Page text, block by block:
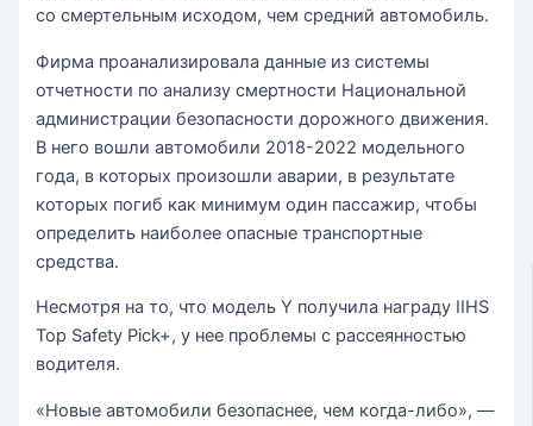
со смертельным исходом, чем средний автомобиль.
Фирма проанализировала данные из системы
отчетности по анализу смертности Национальной
администрации безопасности дорожного движения.
В него вошли автомобили 2018-2022 модельного
года, в которых произошли аварии, в результате
которых погиб как минимум один пассажир, чтобы
определить наиболее опасные транспортные
средства.
Несмотря на то, что модель Y получила награду IIHS
Top Safety Pick+, у нее проблемы с рассеянностью
водителя.
«Новые автомобили безопаснее, чем когда-либо», —